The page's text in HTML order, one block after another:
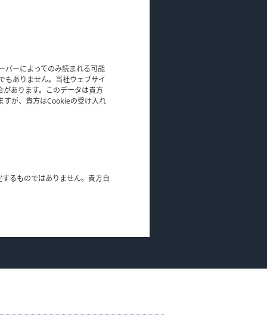
バーによってのみ読まれる可能
もありません。当社ウェブサイ
あります。このデータは貴方
すが、貴方はCookieの受け入れ
るものではありません。貴方自